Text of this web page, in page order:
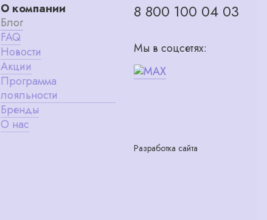
О компании
Блог
FAQ
Новости
Акции
Программа
лояльности
Бренды
О нас
8 800 100 04 03
Мы в соцсетях:
Разработка сайта